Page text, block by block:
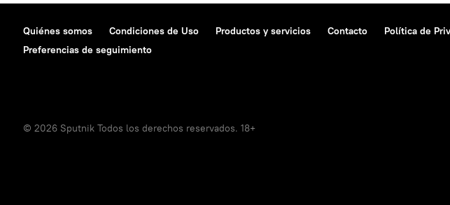
Quiénes somos Condiciones de Uso Productos y servicios Contacto Política de
Preferencias de seguimiento
© 2026 Sputnik Todos los derechos reservados. 18+